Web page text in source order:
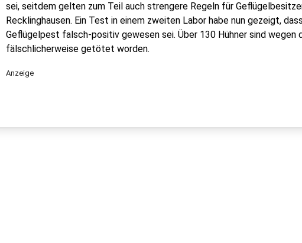
sei, seitdem gelten zum Teil auch strengere Regeln für
Recklinghausen. Ein Test in einem zweiten Labor habe nun gezeigt,
Geflügelpest falsch-positiv gewesen sei. Über 130 Hühner sind wegen
fälschlicherweise getötet worden.
Anzeige